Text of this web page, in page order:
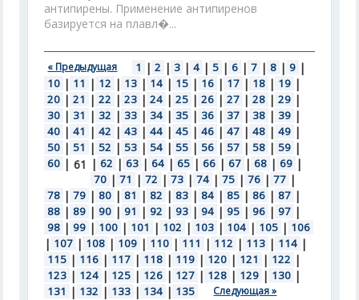
антипирены. Применение антипиренов
базируется на плавл�...
« Предыдущая 1 | 2 | 3 | 4 | 5 | 6 | 7 | 8 | 9 |
10 | 11 | 12 | 13 | 14 | 15 | 16 | 17 | 18 | 19 |
20 | 21 | 22 | 23 | 24 | 25 | 26 | 27 | 28 | 29 |
30 | 31 | 32 | 33 | 34 | 35 | 36 | 37 | 38 | 39 |
40 | 41 | 42 | 43 | 44 | 45 | 46 | 47 | 48 | 49 |
50 | 51 | 52 | 53 | 54 | 55 | 56 | 57 | 58 | 59 |
60 | 61 | 62 | 63 | 64 | 65 | 66 | 67 | 68 | 69 |
70 | 71 | 72 | 73 | 74 | 75 | 76 | 77 |
78 | 79 | 80 | 81 | 82 | 83 | 84 | 85 | 86 | 87 |
88 | 89 | 90 | 91 | 92 | 93 | 94 | 95 | 96 | 97 |
98 | 99 | 100 | 101 | 102 | 103 | 104 | 105 | 106
| 107 | 108 | 109 | 110 | 111 | 112 | 113 | 114 |
115 | 116 | 117 | 118 | 119 | 120 | 121 | 122 |
123 | 124 | 125 | 126 | 127 | 128 | 129 | 130 |
131 | 132 | 133 | 134 | 135 Следующая »